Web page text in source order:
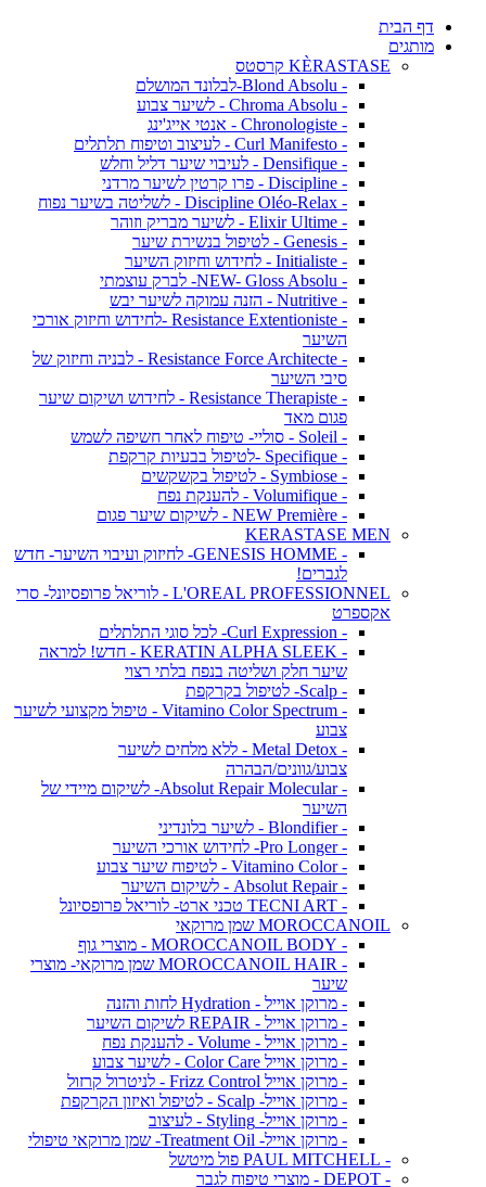
דף הבית
מותגים
KÈRASTASE קרסטס
- Blond Absolu-לבלונד המושלם
- Chroma Absolu - לשיער צבוע
- Chronologiste - אנטי אייג'ינג
- Curl Manifesto - לעיצוב וטיפוח תלתלים
- Densifique - לעיבוי שיער דליל וחלש
- Discipline - פרו קרטין לשיער מרדני
- Discipline Oléo-Relax - לשליטה בשיער נפוח
- Elixir Ultime - לשיער מבריק וזוהר
- Genesis - לטיפול בנשירת שיער
- Initialiste - לחידוש וחיזוק השיער
- NEW- Gloss Absolu- לברק עוצמתי
- Nutritive - הזנה עמוקה לשיער יבש
- Resistance Extentioniste -לחידוש וחיזוק אורכי
השיער
- Resistance Force Architecte - לבניה וחיזוק של
סיבי השיער
- Resistance Therapiste - לחידוש ושיקום שיער
פגום מאד
- Soleil - סוליי- טיפוח לאחר חשיפה לשמש
- Specifique -לטיפול בבעיות קרקפת
- Symbiose - לטיפול בקשקשים
- Volumifique - להענקת נפח
- NEW Première - לשיקום שיער פגום
KERASTASE MEN
- GENESIS HOMME- לחיזוק ועיבוי השיער- חדש
לגברים!
L'OREAL PROFESSIONNEL - לוריאל פרופסיונל- סרי
אקספרט
- Curl Expression- לכל סוגי התלתלים
- KERATIN ALPHA SLEEK - חדש! למראה
שיער חלק ושליטה בנפח בלתי רצוי
- Scalp- לטיפול בקרקפת
- Vitamino Color Spectrum - טיפול מקצועי לשיער
צבוע
- Metal Detox - ללא מלחים לשיער
צבוע/גוונים/הבהרה
- Absolut Repair Molecular- לשיקום מיידי של
השיער
- Blondifier - לשיער בלונדיני
- Pro Longer- לחידוש אורכי השיער
- Vitamino Color - לטיפוח שיער צבוע
- Absolut Repair - לשיקום השיער
- TECNI ART טכני ארט- לוריאל פרופסיונל
MOROCCANOIL שמן מרוקאי
- MOROCCANOIL BODY - מוצרי גוף
- MOROCCANOIL HAIR שמן מרוקאי- מוצרי
שיער
- מרוקן אוייל - Hydration לחות והזנה
- מרוקן אוייל - REPAIR לשיקום השיער
- מרוקן אוייל - Volume - להענקת נפח
- מרוקן אוייל Color Care - לשיער צבוע
- מרוקן אוייל Frizz Control - לניטרול קרזול
- מרוקן אוייל- Scalp - לטיפול ואיזון הקרקפת
- מרוקן אוייל- Styling - לעיצוב
- מרוקן אוייל- Treatment Oil- שמן מרוקאי טיפולי
- PAUL MITCHELL פול מיטשל
- DEPOT - מוצרי טיפוח לגבר